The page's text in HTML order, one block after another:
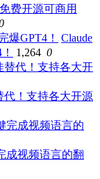
费开源可商用
Claude
1,264 0
代！支持各大开源
成视频语言的翻